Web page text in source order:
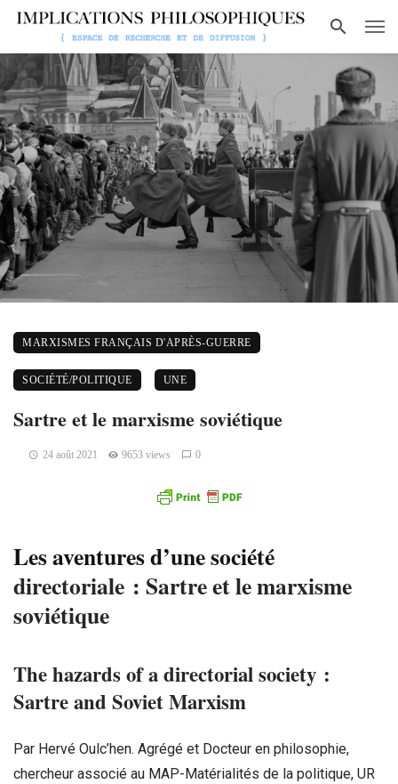
MARXISMES FRANÇAIS D'APRÈS-GUERRE
SOCIÉTÉ/POLITIQUE UNE
Sartre et le marxisme soviétique
24 août 2021 9653 views 0
Les aventures d’une société
directoriale : Sartre et le marxisme
soviétique
The hazards of a directorial society :
Sartre and Soviet Marxism
Par Hervé Oulc’hen. Agrégé et Docteur en philosophie,
chercheur associé au MAP-Matérialités de la politique, UR